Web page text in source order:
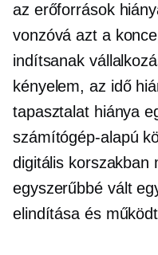
az erőforrások
vonzóvá azt a
indítsanak
kényelem, az idő
tapasztalat hiánya
számítógép-alapú
digitális korszakban
egyszerűbbé vált
elindítása és